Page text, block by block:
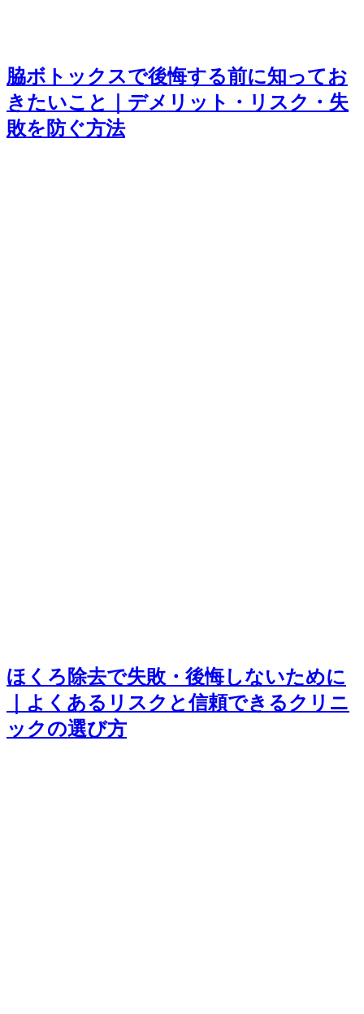
脇ボトックスで後悔する前に知ってお
きたいこと｜デメリット・リスク・失
敗を防ぐ方法
ほくろ除去で失敗・後悔しないために
｜よくあるリスクと信頼できるクリニ
ックの選び方